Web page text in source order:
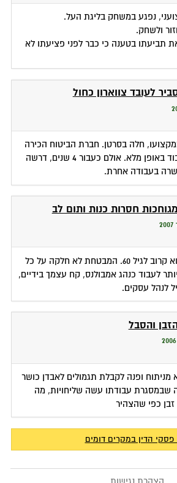
נפגע במשחק בליגת העל.
ולשחק.
תביעתו בטענה כי כבר לפני פציעתו לא
לעובד צווארון כחול
חלה בסרטן. חברת הביטוח הכירה
כי איבד את כושרו לעבוד באופן מלא. אולם כעבור 4 שנים, דרשה
בעבודה אחרת.
חסרות כנות ותום לב
המבוטח לקה בליבו והוא קרוב לגיל 60. המבטחת לא חלקה על כל
לעבוד כנהג אמבולנס, קח עצמך בידיים,
לנהל עסקים.
והסבל
מניתוח ופנה לקבלת תגמולים לאבדן כושר
עבודתו עשה שליחויות, מה
כפי שהצהיר
פסקי הדין במקרים דומים